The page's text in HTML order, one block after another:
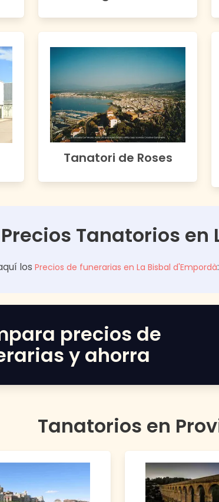
Tanatori de Roses
Precios Tanatorios en
los Precios de funerarias en La Bisbal d'Empordà
precios de
y ahorra
Tanatorios en